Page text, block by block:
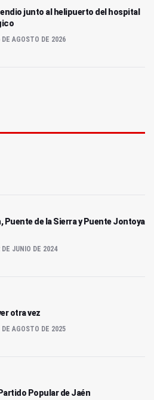
junto al helipuerto del hospital
DE AGOSTO DE 2026
Puente de la Sierra y Puente Jontoya
JUNIO DE 2024
otra vez
DE AGOSTO DE 2025
Popular de Jaén